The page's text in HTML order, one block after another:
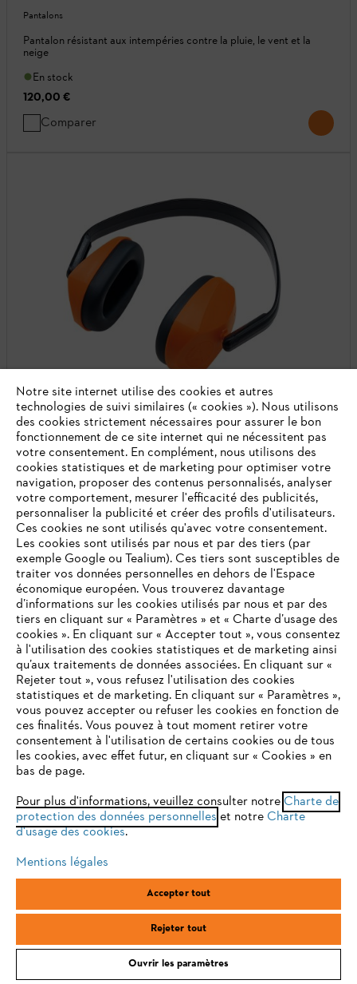
Pantalons
Pantalon résistant aux intempéries contre la pluie, le vent et la
neige
En stock
120,00 €
Comparer
Protège-oreilles CONCEPT
Protection du visage et auditive
Réglable avec des coussins moelleux pour un confort de port
agréable
En stock
18,90 €
Comparer
20 SUR 39 PRODUITS
Afficher plus de produits
Accessoires et produits complémentaires
VOTRE NAVIGATEUR INTERNET
N'EST PLUS PRIS EN CHARGE
Vous utilisez un navigateur Internet que nous ne prenons plus
en charge, et certaines fonctionnalités de notre site ne
peuvent fonctionner correctement. Pour une utilisation
optimale de notre site, nous vous recommandons de passer à
l'un des navigateurs suivants :
firefox chrome
Notre site internet utilise des cookies et autres
technologies de suivi similaires (« cookies »). Nous utilisons
des cookies strictement nécessaires pour assurer le bon
fonctionnement de ce site internet qui ne nécessitent pas
votre consentement. En complément, nous utilisons des
cookies statistiques et de marketing pour optimiser votre
navigation, proposer des contenus personnalisés, analyser
votre comportement, mesurer l'efficacité des publicités,
personnaliser la publicité et créer des profils d'utilisateurs.
Ces cookies ne sont utilisés qu'avec votre consentement.
Les cookies sont utilisés par nous et par des tiers (par
exemple Google ou Tealium). Ces tiers sont susceptibles de
traiter vos données personnelles en dehors de l'Espace
économique européen. Vous trouverez davantage
d’informations sur les cookies utilisés par nous et par des
tiers en cliquant sur « Paramètres » et « Charte d’usage des
cookies ». En cliquant sur « Accepter tout », vous consentez
à l'utilisation des cookies statistiques et de marketing ainsi
qu’aux traitements de données associées. En cliquant sur «
Rejeter tout », vous refusez l'utilisation des cookies
statistiques et de marketing. En cliquant sur « Paramètres »,
vous pouvez accepter ou refuser les cookies en fonction de
ces finalités. Vous pouvez à tout moment retirer votre
consentement à l'utilisation de certains cookies ou de tous
les cookies, avec effet futur, en cliquant sur « Cookies » en
bas de page.
Pour plus d'informations, veuillez consulter notre Charte de
protection des données personnelles et notre Charte
d'usage des cookies.
Mentions légales
Accepter tout
Rejeter tout
Ouvrir les paramètres